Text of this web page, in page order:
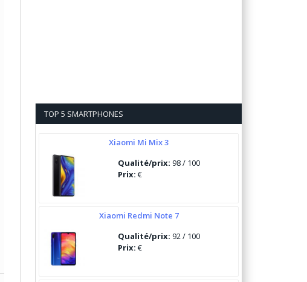
TOP 5 SMARTPHONES
Xiaomi Mi Mix 3
Qualité/prix:98 / 100
Prix:€
Xiaomi Redmi Note 7
Qualité/prix:92 / 100
Prix:€